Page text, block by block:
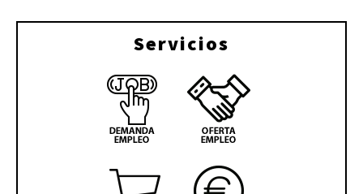
Servicios